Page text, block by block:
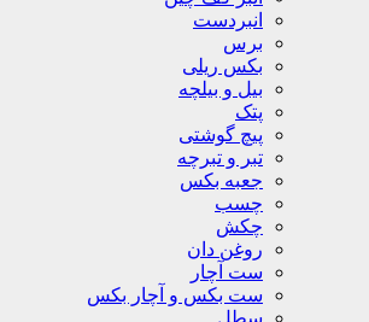
انبردست
برس
بکس ریلی
بیل و بیلچه
پتک
پیچ گوشتی
تبر و تبرچه
جعبه بکس
چسب
چکش
روغن دان
ست آچار
ست بکس و آچار بکس